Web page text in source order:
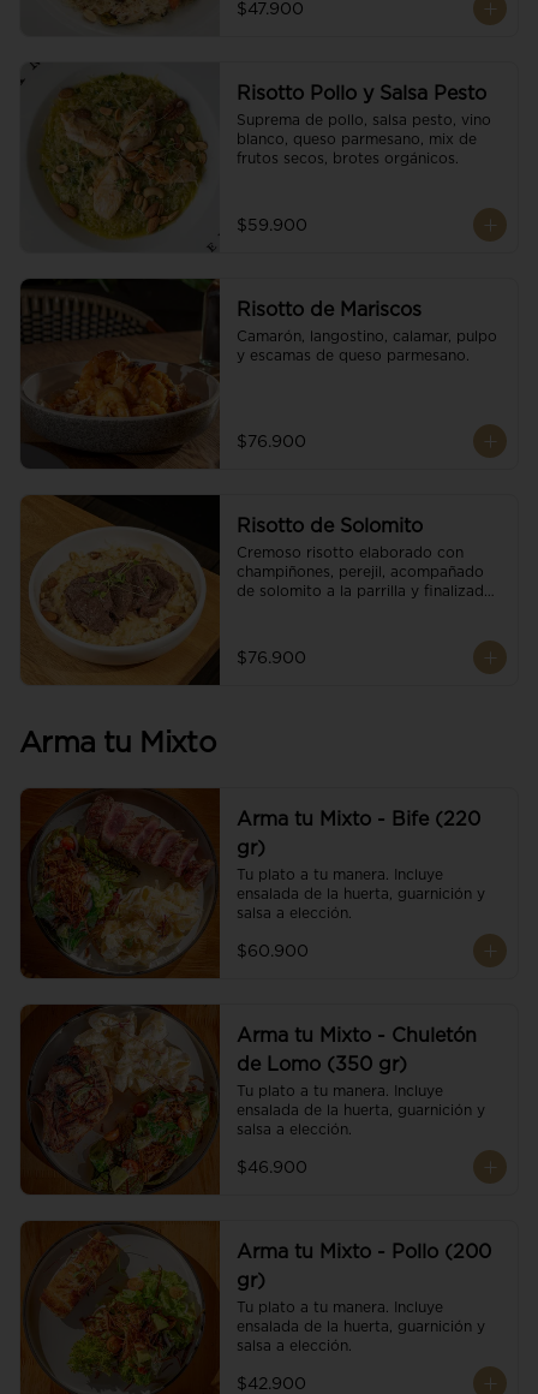
$47.900
Risotto Pollo y Salsa Pesto
Suprema de pollo, salsa pesto, vino
blanco, queso parmesano, mix de
frutos secos, brotes orgánicos.
$59.900
Risotto de Mariscos
Camarón, langostino, calamar, pulpo
y escamas de queso parmesano.
$76.900
Risotto de Solomito
Cremoso risotto elaborado con
champiñones, perejil, acompañado
de solomito a la parrilla y finalizado
$76.900
Arma tu Mixto
Arma tu Mixto - Bife (220
gr)
Tu plato a tu manera. Incluye
ensalada de la huerta, guarnición y
salsa a elección.
$60.900
Arma tu Mixto - Chuletón
de Lomo (350 gr)
Tu plato a tu manera. Incluye
ensalada de la huerta, guarnición y
salsa a elección.
$46.900
Arma tu Mixto - Pollo (200
gr)
Tu plato a tu manera. Incluye
ensalada de la huerta, guarnición y
salsa a elección.
$42.900